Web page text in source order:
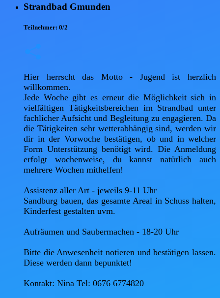
Strandbad Gmunden
Teilnehmer: 0/2
Hier herrscht das Motto - Jugend ist herzlich
willkommen.
Jede Woche gibt es erneut die Möglichkeit sich in
vielfältigen Tätigkeitsbereichen im Strandbad unter
fachlicher Aufsicht und Begleitung zu engagieren. Da
die Tätigkeiten sehr wetterabhängig sind, werden wir
dir in der Vorwoche bestätigen, ob und in welcher
Form Unterstützung benötigt wird. Die Anmeldung
erfolgt wochenweise, du kannst natürlich auch
mehrere Wochen mithelfen!
Assistenz aller Art - jeweils 9-11 Uhr
Sandburg bauen, das gesamte Areal in Schuss halten,
Kinderfest gestalten uvm.
Aufräumen und Saubermachen - 18-20 Uhr
Bitte die Anwesenheit notieren und bestätigen lassen.
Diese werden dann bepunktet!
Kontakt: Nina Tel: 0676 6774820